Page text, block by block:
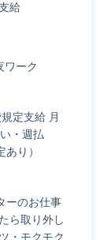
給
ワーク
定支給 月
・週払
り）
ーのお仕事
ら取り外し
・モクモク